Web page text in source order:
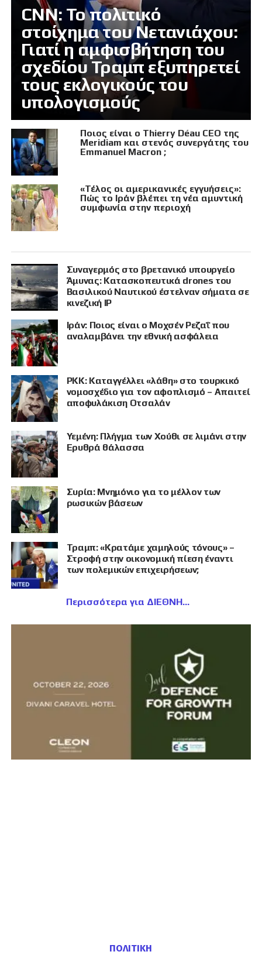
CNN: Το πολιτικό
στοίχημα του Νετανιάχου:
Γιατί η αμφισβήτηση του
σχεδίου Τραμπ εξυπηρετεί
τους εκλογικούς του
υπολογισμούς
Ποιος είναι ο Thierry Déau CEO της
Meridiam και στενός συνεργάτης του
Emmanuel Macron ;
«Τέλος οι αμερικανικές εγγυήσεις»:
Πώς το Ιράν βλέπει τη νέα αμυντική
συμφωνία στην περιοχή
Συναγερμός στο βρετανικό υπουργείο
Άμυνας: Κατασκοπευτικά drones του
Βασιλικού Ναυτικού έστελναν σήματα σε
κινεζική IP
Ιράν: Ποιος είναι ο Μοχσέν Ρεζαΐ που
αναλαμβάνει την εθνική ασφάλεια
PKK: Καταγγέλλει «λάθη» στο τουρκικό
νομοσχέδιο για τον αφοπλισμό – Απαιτεί
αποφυλάκιση Οτσαλάν
Υεμένη: Πλήγμα των Χούθι σε λιμάνι στην
Ερυθρά θάλασσα
Συρία: Μνημόνιο για το μέλλον των
ρωσικών βάσεων
Τραμπ: «Κρατάμε χαμηλούς τόνους» –
Στροφή στην οικονομική πίεση έναντι
των πολεμικών επιχειρήσεων;
Περισσότερα για ΔΙΕΘΝΗ
ΠΟΛΙΤΙΚΗ